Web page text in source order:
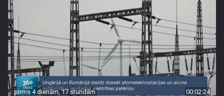
pirms 4 dienām, 17 stundām 00:02:24